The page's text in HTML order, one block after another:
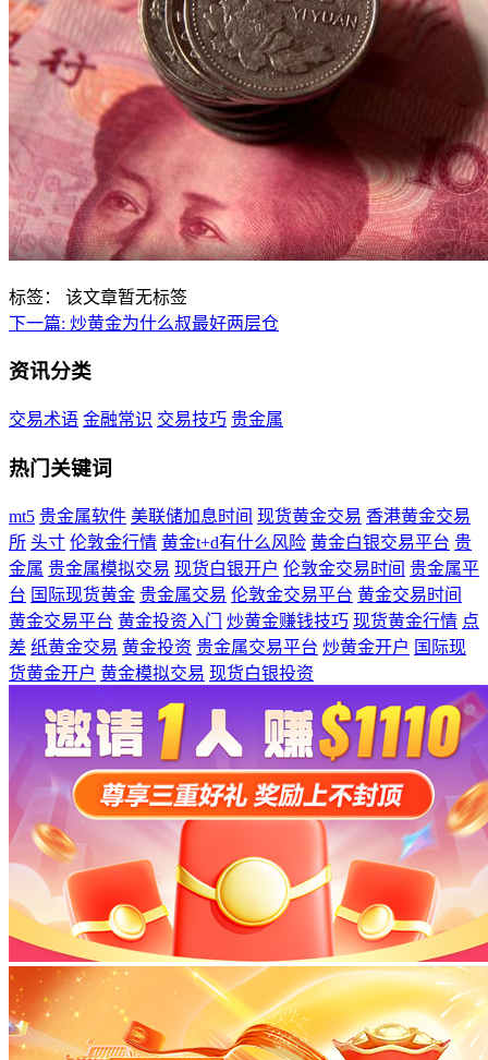
标签：
该文章暂无标签
下一篇: 炒黄金为什么叔最好两层仓
资讯分类
交易术语 金融常识 交易技巧 贵金属
热门关键词
mt5 贵金属软件 美联储加息时间 现货黄金交易 香港黄金交易
所 头寸 伦敦金行情 黄金t+d有什么风险 黄金白银交易平台 贵
金属 贵金属模拟交易 现货白银开户 伦敦金交易时间 贵金属平
台 国际现货黄金 贵金属交易 伦敦金交易平台 黄金交易时间
黄金交易平台 黄金投资入门 炒黄金赚钱技巧 现货黄金行情 点
差 纸黄金交易 黄金投资 贵金属交易平台 炒黄金开户 国际现
货黄金开户 黄金模拟交易 现货白银投资